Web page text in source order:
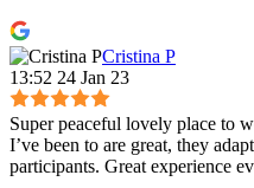
Cristina P
13:52 24 Jan 23
Super peaceful lovely place to
I’ve been to are great, they
participants. Great experience